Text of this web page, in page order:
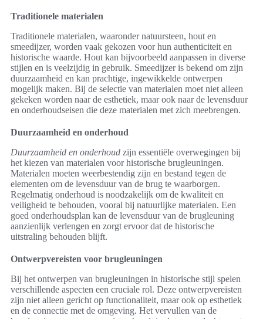
Traditionele materialen
Traditionele materialen, waaronder natuursteen, hout en
smeedijzer, worden vaak gekozen voor hun authenticiteit en
historische waarde. Hout kan bijvoorbeeld aanpassen in diverse
stijlen en is veelzijdig in gebruik. Smeedijzer is bekend om zijn
duurzaamheid en kan prachtige, ingewikkelde ontwerpen
mogelijk maken. Bij de selectie van materialen moet niet alleen
gekeken worden naar de esthetiek, maar ook naar de levensduur
en onderhoudseisen die deze materialen met zich meebrengen.
Duurzaamheid en onderhoud
Duurzaamheid en onderhoud zijn essentiële overwegingen bij
het kiezen van materialen voor historische brugleuningen.
Materialen moeten weerbestendig zijn en bestand tegen de
elementen om de levensduur van de brug te waarborgen.
Regelmatig onderhoud is noodzakelijk om de kwaliteit en
veiligheid te behouden, vooral bij natuurlijke materialen. Een
goed onderhoudsplan kan de levensduur van de brugleuning
aanzienlijk verlengen en zorgt ervoor dat de historische
uitstraling behouden blijft.
Ontwerpvereisten voor brugleuningen
Bij het ontwerpen van brugleuningen in historische stijl spelen
verschillende aspecten een cruciale rol. Deze ontwerpvereisten
zijn niet alleen gericht op functionaliteit, maar ook op esthetiek
en de connectie met de omgeving. Het vervullen van de